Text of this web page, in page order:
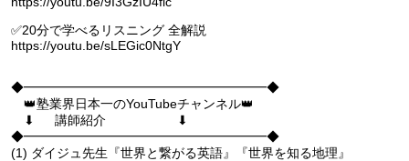
✅20分で学べるリスニング 全解説
https://youtu.be/sLEGic0NtgY
◆━━━━━━━━━━━━━━━━━━━◆
👑塾業界日本一のYouTubeチャンネル👑
⬇︎ 講師紹介 ⬇︎
◆━━━━━━━━━━━━━━━━━━━◆
(1) ダイジュ先生『世界と繋がる英語』『世界を知る地理』